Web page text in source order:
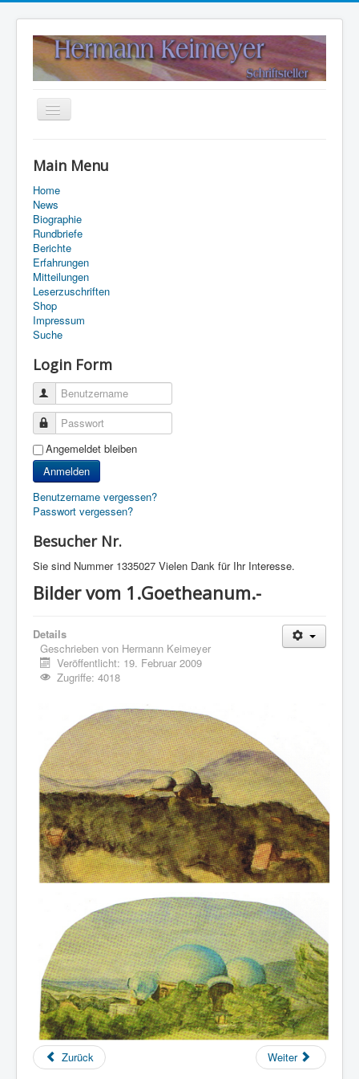
Navigation
Suche
Main Menu
Home
News
Biographie
Rundbriefe
Berichte
Erfahrungen
Mitteilungen
Leserzuschriften
Shop
Impressum
Suche
Login Form
Benutzername
Passwort
Angemeldet bleiben
Anmelden
Benutzername vergessen?
Passwort vergessen?
Besucher Nr.
Sie sind Nummer 1335027 Vielen Dank für Ihr Interesse.
Bilder vom 1.Goetheanum.-
Details
Geschrieben von Hermann Keimeyer
Veröffentlicht: 19. Februar 2009
Zugriffe: 4018
Zurück Weiter